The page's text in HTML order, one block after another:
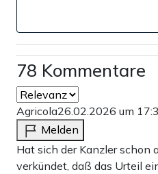
78 Kommentare
Agricola26.02.2026 um
Melden
Hat sich der Kanzler schon
verkündet, daß das Urteil